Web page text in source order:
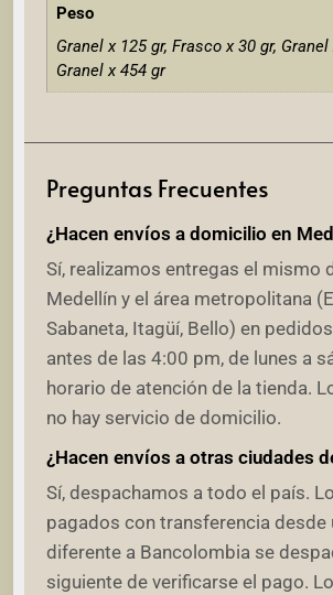
Peso
Granel x 125 gr, Frasco x 30 gr, Granel
Granel x 454 gr
Preguntas Frecuentes
¿Hacen envíos a domicilio en
Sí, realizamos entregas el mismo
Medellín y el área metropolitana
Sabaneta, Itagüí, Bello) en
antes de las 4:00 pm, de lunes a
horario de atención de la tienda.
no hay servicio de domicilio.
¿Hacen envíos a otras ciudades
Sí, despachamos a todo el país.
pagados con transferencia desde
diferente a Bancolombia se
siguiente de verificarse el pago.